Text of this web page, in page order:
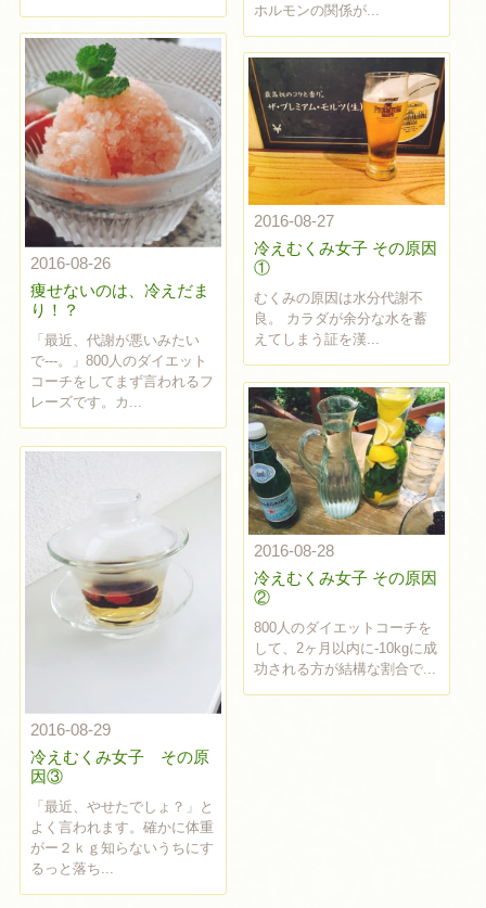
ホルモンの関係が...
2016-08-26
痩せないのは、冷えだま
り！？
「最近、代謝が悪いみたい
で---。」800人のダイエット
コーチをしてまず言われるフ
レーズです。カ...
2016-08-27
冷えむくみ女子 その原因
①
むくみの原因は水分代謝不
良。 カラダが余分な水を蓄
えてしまう証を漢...
2016-08-28
冷えむくみ女子 その原因
②
800人のダイエットコーチを
して、2ヶ月以内に-10kgに成
功される方が結構な割合で...
2016-08-29
冷えむくみ女子 その原
因③
「最近、やせたでしょ？」と
よく言われます。確かに体重
がー２ｋｇ知らないうちにす
るっと落ち...